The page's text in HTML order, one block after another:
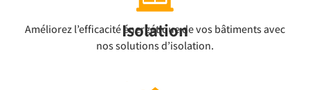
Isolation
Améliorez l’efficacité énergétique de vos bâtiments avec
nos solutions d’isolation.